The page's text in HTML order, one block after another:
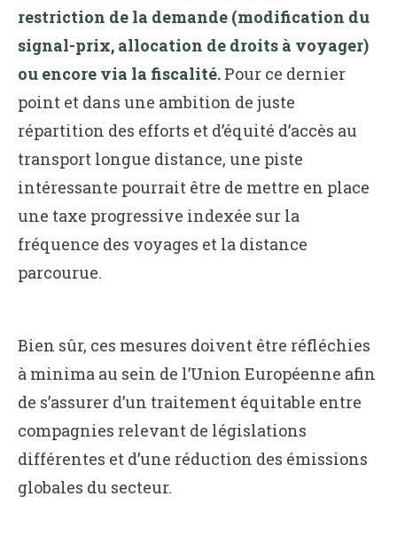
restriction de la demande (modification du
signal-prix, allocation de droits à voyager)
ou encore via la fiscalité. Pour ce dernier
point et dans une ambition de juste
répartition des efforts et d’équité d’accès au
transport longue distance, une piste
intéressante pourrait être de mettre en place
une taxe progressive indexée sur la
fréquence des voyages et la distance
parcourue.
Bien sûr, ces mesures doivent être réfléchies
à minima au sein de l’Union Européenne afin
de s’assurer d’un traitement équitable entre
compagnies relevant de législations
différentes et d’une réduction des émissions
globales du secteur.